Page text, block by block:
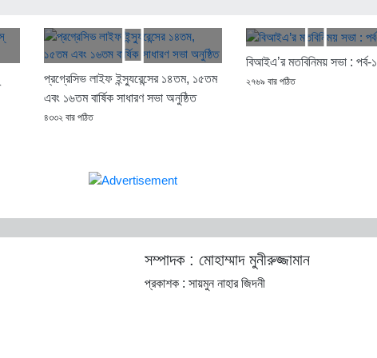
প্রগ্রেসিভ লাইফ ইন্স্যুরেন্সের ১৪তম, ১৫তম
এবং ১৬তম বার্ষিক সাধারণ সভা অনুষ্ঠিত
৪৩৩২ বার পঠিত
বিআইএ’র মতবিনিময় সভা : পর্ব-১
২৭৬৯ বার পঠিত
সম্পাদক : মোহাম্মাদ মুনীরুজ্জামান
প্রকাশক : সায়মুন নাহার জিদনী